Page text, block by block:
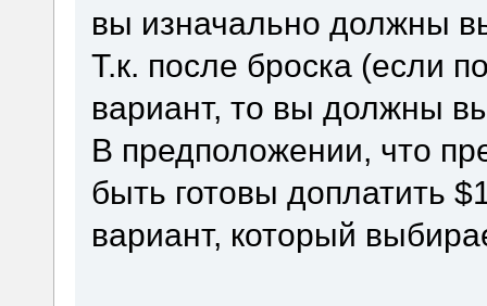
вы изначально должны
Т.к. после броска (если
вариант, то вы должны
В предположении, что
быть готовы доплатить
вариант, который